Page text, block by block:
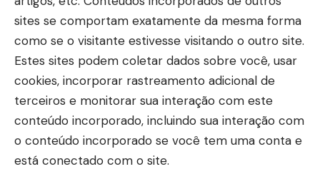
sites se comportam exatamente da mesma forma
como se o visitante estivesse visitando o outro site.
Estes sites podem coletar dados sobre você, usar
cookies, incorporar rastreamento adicional de
terceiros e monitorar sua interação com este
conteúdo incorporado, incluindo sua interação com
o conteúdo incorporado se você tem uma conta e
está conectado com o site.